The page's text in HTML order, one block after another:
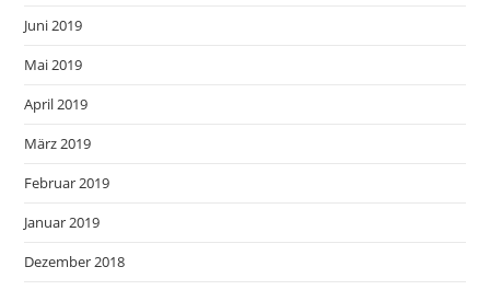
Juni 2019
Mai 2019
April 2019
März 2019
Februar 2019
Januar 2019
Dezember 2018